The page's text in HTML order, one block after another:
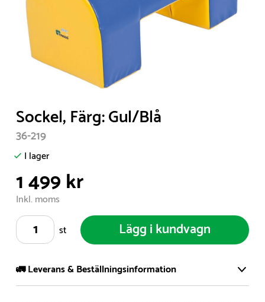
1
of
1
Sockel, Färg: Gul/Blå
36-219
I lager
1 499 kr
Inkl. moms
st
Lägg i kundvagn
🚛 Leverans & Beställningsinformation